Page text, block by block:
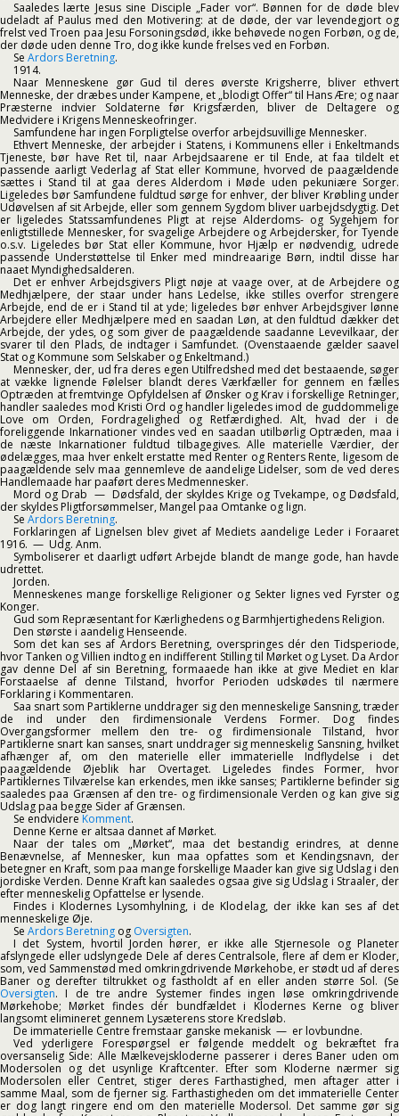
Saaledes lærte Jesus sine Disciple „Fader vor“. Bønnen for de døde blev
udeladt af Paulus med den Motivering: at de døde, der var levendegjort og
frelst ved Troen paa Jesu Forsoningsdød, ikke behøvede nogen Forbøn, og de,
der døde uden denne Tro, dog ikke kunde frelses ved en Forbøn.
Se Ardors Beretning.
1914.
Naar Menneskene gør Gud til deres øverste Krigsherre, bliver ethvert
Menneske, der dræbes under Kampene, et „blodigt Offer“ til Hans Ære; og naar
Præsterne indvier Soldaterne før Krigsfærden, bliver de Deltagere og
Medvidere i Krigens Menneskeofringer.
Samfundene har ingen Forpligtelse overfor arbejdsuvillige Mennesker.
Ethvert Menneske, der arbejder i Statens, i Kommunens eller i Enkeltmands
Tjeneste, bør have Ret til, naar Arbejdsaarene er til Ende, at faa tildelt et
passende aarligt Vederlag af Stat eller Kommune, hvorved de paagældende
sættes i Stand til at gaa deres Alderdom i Møde uden pekuniære Sorger.
Ligeledes bør Samfundene fuldtud sørge for enhver, der bliver Krøbling under
Udøvelsen af sit Arbejde, eller som gennem Sygdom bliver uarbejdsdygtig. Det
er ligeledes Statssamfundenes Pligt at rejse Alderdoms- og Sygehjem for
enligtstillede Mennesker, for svagelige Arbejdere og Arbejdersker, for Tyende
o.s.v. Ligeledes bør Stat eller Kommune, hvor Hjælp er nødvendig, udrede
passende Understøttelse til Enker med mindreaarige Børn, indtil disse har
naaet Myndighedsalderen.
Det er enhver Arbejdsgivers Pligt nøje at vaage over, at de Arbejdere og
Medhjælpere, der staar under hans Ledelse, ikke stilles overfor strengere
Arbejde, end de er i Stand til at yde; ligeledes bør enhver Arbejdsgiver lønne
Arbejdere eller Medhjælpere med en saadan Løn, at den fuldtud dækker det
Arbejde, der ydes, og som giver de paagældende saadanne Levevilkaar, der
svarer til den Plads, de indtager i Samfundet. (Ovenstaaende gælder saavel
Stat og Kommune som Selskaber og Enkeltmand.)
Mennesker, der, ud fra deres egen Utilfredshed med det bestaaende, søger
at vække lignende Følelser blandt deres Værkfæller for gennem en fælles
Optræden at fremtvinge Opfyldelsen af Ønsker og Krav i forskellige Retninger,
handler saaledes mod Kristi Ord og handler ligeledes imod de guddommelige
Love om Orden, Fordragelighed og Retfærdighed. Alt, hvad der i de
foreliggende Inkarnationer vindes ved en saadan utilbørlig Optræden, maa i
de næste Inkarnationer fuldtud tilbagegives. Alle materielle Værdier, der
ødelægges, maa hver enkelt erstatte med Renter og Renters Rente, ligesom de
paagældende selv maa gennemleve de aandelige Lidelser, som de ved deres
Handlemaade har paaført deres Medmennesker.
Mord og Drab — Dødsfald, der skyldes Krige og Tvekampe, og Dødsfald,
der skyldes Pligtforsømmelser, Mangel paa Omtanke og lign.
Se Ardors Beretning.
Forklaringen af Lignelsen blev givet af Mediets aandelige Leder i Foraaret
1916. — Udg. Anm.
Symboliserer et daarligt udført Arbejde blandt de mange gode, han havde
udrettet.
Jorden.
Menneskenes mange forskellige Religioner og Sekter lignes ved Fyrster og
Konger.
Gud som Repræsentant for Kærlighedens og Barmhjertighedens Religion.
Den største i aandelig Henseende.
Som det kan ses af Ardors Beretning, overspringes dér den Tidsperiode,
hvor Tanken og Villien indtog en indifferent Stilling til Mørket og Lyset. Da Ardor
gav denne Del af sin Beretning, formaaede han ikke at give Mediet en klar
Forstaaelse af denne Tilstand, hvorfor Perioden udskødes til nærmere
Forklaring i Kommentaren.
Saa snart som Partiklerne unddrager sig den menneskelige Sansning, træder
de ind under den firdimensionale Verdens Former. Dog findes
Overgangsformer mellem den tre- og firdimensionale Tilstand, hvor
Partiklerne snart kan sanses, snart unddrager sig menneskelig Sansning, hvilket
afhænger af, om den materielle eller immaterielle Indflydelse i det
paagældende Øjeblik har Overtaget. Ligeledes findes Former, hvor
Partiklernes Tilværelse kan erkendes, men ikke sanses; Partiklerne befinder sig
saaledes paa Grænsen af den tre- og firdimensionale Verden og kan give sig
Udslag paa begge Sider af Grænsen.
Se endvidere Komment.
Denne Kerne er altsaa dannet af Mørket.
Naar der tales om „Mørket“, maa det bestandig erindres, at denne
Benævnelse, af Mennesker, kun maa opfattes som et Kendingsnavn, der
betegner en Kraft, som paa mange forskellige Maader kan give sig Udslag i den
jordiske Verden. Denne Kraft kan saaledes ogsaa give sig Udslag i Straaler, der
efter menneskelig Opfattelse er lysende.
Findes i Klodernes Lysomhylning, i de Klodelag, der ikke kan ses af det
menneskelige Øje.
Se Ardors Beretning og Oversigten.
I det System, hvortil Jorden hører, er ikke alle Stjernesole og Planeter
afslyngede eller udslyngede Dele af deres Centralsole, flere af dem er Kloder,
som, ved Sammenstød med omkringdrivende Mørkehobe, er stødt ud af deres
Baner og derefter tiltrukket og fastholdt af en eller anden større Sol. (Se
Oversigten. I de tre andre Systemer findes ingen løse omkringdrivende
Mørkehobe; Mørket findes dér bundfældet i Klodernes Kerne og bliver
langsomt elimineret gennem Lysæterens store Kredsløb.
De immaterielle Centre fremstaar ganske mekanisk — er lovbundne.
Ved yderligere Forespørgsel er følgende meddelt og bekræftet fra
oversanselig Side: Alle Mælkevejskloderne passerer i deres Baner uden om
Modersolen og det usynlige Kraftcenter. Efter som Kloderne nærmer sig
Modersolen eller Centret, stiger deres Farthastighed, men aftager atter i
samme Maal, som de fjerner sig. Farthastigheden om det immaterielle Center
er dog langt ringere end om den materielle Modersol. Det samme gør sig